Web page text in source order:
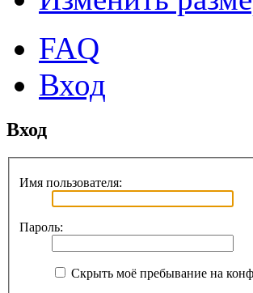
FAQ
Вход
Вход
Имя пользователя:
Пароль:
Скрыть моё пребывание на